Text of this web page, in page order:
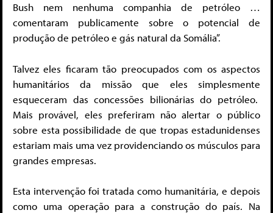
Bush nem nenhuma companhia de petróleo …
comentaram publicamente sobre o potencial de
produção de petróleo e gás natural da Somália”.
Talvez eles ficaram tão preocupados com os aspectos
humanitários da missão que eles simplesmente
esqueceram das concessões bilionárias do petróleo.
Mais provável, eles preferiram não alertar o público
sobre esta possibilidade de que tropas estadunidenses
estariam mais uma vez providenciando os músculos para
grandes empresas.
Esta intervenção foi tratada como humanitária, e depois
como uma operação para a construção do país. Na